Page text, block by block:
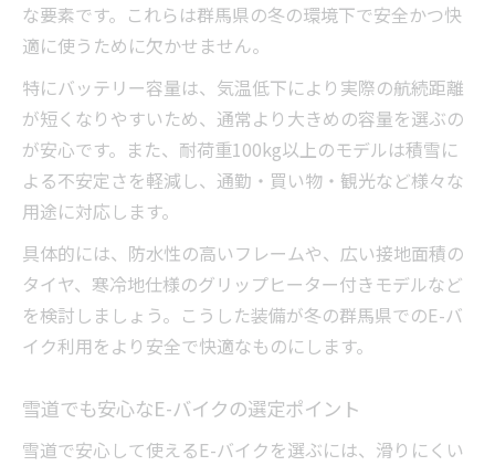
な要素です。これらは群馬県の冬の環境下で安全かつ快
適に使うために欠かせません。
特にバッテリー容量は、気温低下により実際の航続距離
が短くなりやすいため、通常より大きめの容量を選ぶの
が安心です。また、耐荷重100kg以上のモデルは積雪に
よる不安定さを軽減し、通勤・買い物・観光など様々な
用途に対応します。
具体的には、防水性の高いフレームや、広い接地面積の
タイヤ、寒冷地仕様のグリップヒーター付きモデルなど
を検討しましょう。こうした装備が冬の群馬県でのE-バ
イク利用をより安全で快適なものにします。
雪道でも安心なE-バイクの選定ポイント
雪道で安心して使えるE-バイクを選ぶには、滑りにくい